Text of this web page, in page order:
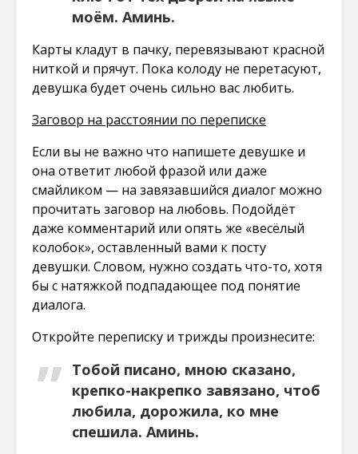
моём. Аминь.
Карты кладут в пачку, перевязывают красной
ниткой и прячут. Пока колоду не перетасуют,
девушка будет очень сильно вас любить.
Заговор на расстоянии по переписке
Если вы не важно что напишете девушке и
она ответит любой фразой или даже
смайликом — на завязавшийся диалог можно
прочитать заговор на любовь. Подойдёт
даже комментарий или опять же «весёлый
колобок», оставленный вами к посту
девушки. Словом, нужно создать что-то, хотя
бы с натяжкой подпадающее под понятие
диалога.
Откройте переписку и трижды произнесите:
Тобой писано, мною сказано,
крепко-накрепко завязано, чтоб
любила, дорожила, ко мне
спешила. Аминь.